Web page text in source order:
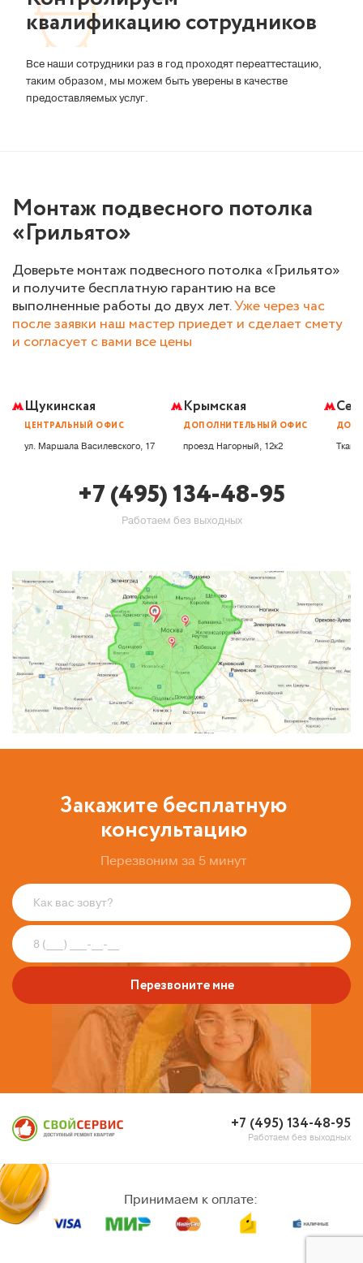
квалификацию сотрудников
Все наши сотрудники раз в год проходят переаттестацию,
таким образом, мы можем быть уверены в качестве
предоставляемых услуг.
Монтаж подвесного потолка
«Грильято»
Доверьте монтаж подвесного потолка «Грильято»
и получите бесплатную гарантию на все
выполненные работы до двух лет. Уже через час
после заявки наш мастер приедет и сделает смету
и согласует с вами все цены
Щукинская
ЦЕНТРАЛЬНЫЙ ОФИС
ул. Маршала Василевского, 17
Крымская
ДОПОЛНИТЕЛЬНЫЙ ОФИС
проезд Нагорный, 12к2
+7 (495) 134-48-95
Работаем без выходных
Закажите бесплатную
консультацию
Перезвоним за 5 минут
Перезвоните мне
+7 (495) 134-48-95
Работаем без выходных
Принимаем к оплате: